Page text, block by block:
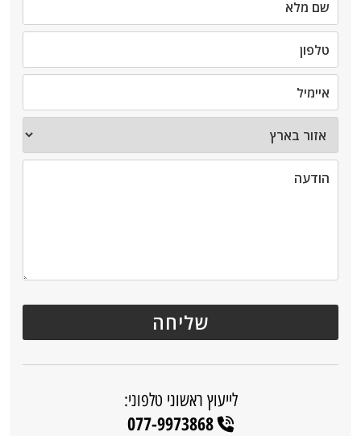
לייעוץ ראשוני טלפוני:
077-9973868